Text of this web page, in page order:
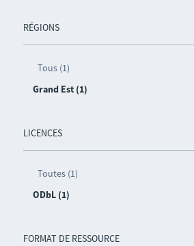
RÉGIONS
Tous (1)
Grand Est (1)
LICENCES
Toutes (1)
ODbL (1)
FORMAT DE RESSOURCE